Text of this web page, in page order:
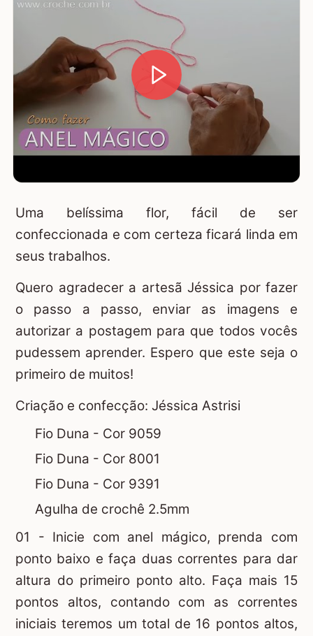
Uma belíssima flor, fácil de ser
confeccionada e com certeza ficará linda em
seus trabalhos.
Quero agradecer a artesã Jéssica por fazer
o passo a passo, enviar as imagens e
autorizar a postagem para que todos vocês
pudessem aprender. Espero que este seja o
primeiro de muitos!
Criação e confecção: Jéssica Astrisi
Fio Duna - Cor 9059
Fio Duna - Cor 8001
Fio Duna - Cor 9391
Agulha de crochê 2.5mm
01 - Inicie com anel mágico, prenda com
ponto baixo e faça duas correntes para dar
altura do primeiro ponto alto. Faça mais 15
pontos altos, contando com as correntes
iniciais teremos um total de 16 pontos altos,